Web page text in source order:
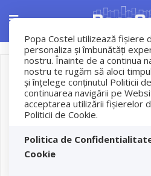
Popa Costel utilizează fişiere
personaliza și îmbunătăți
nostru. Înainte de a continua
nostru te rugăm să aloci
și înțelege conținutul Politicii
continuarea navigării pe
acceptarea utilizării fişierelor
Politicii de Cookie.
Politica de
Cookie